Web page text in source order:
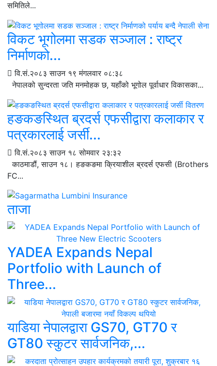
समितिले...
विकट भूगोलमा सडक सञ्जाल : राष्ट्र
निर्माणको...
वि.सं.२०८३ साउन १९ मंगलवार ०८:३८
नेपालको सुन्दरता जति मनमोहक छ, यहाँको भूगोल पूर्वाधार विकासका...
हङकङस्थित ब्रदर्स एफसीद्वारा कलाकार र
पत्रकारलाई जर्सी...
वि.सं.२०८३ साउन १८ सोमवार २३:३२
काठमाडौं, साउन १८। हङकङमा क्रियाशील ब्रदर्स एफसी (Brothers
FC...
ताजा
YADEA Expands Nepal
Portfolio with Launch of
Three...
याडिया नेपालद्वारा GS70, GT70 र
GT80 स्कुटर सार्वजनिक,...